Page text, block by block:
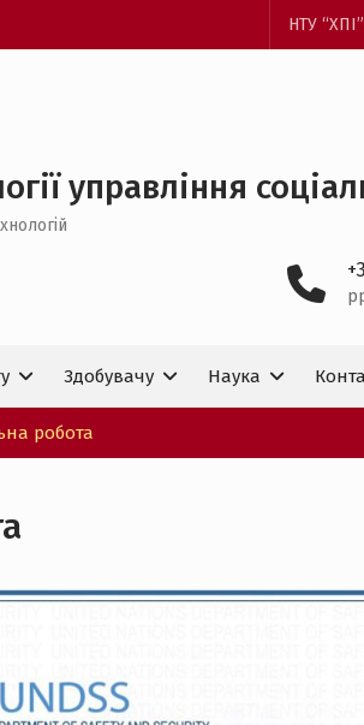
НТУ “ХПІ”
управління
Здобувачу Наука
робота